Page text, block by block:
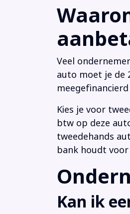
Veel
auto moet je de
Kies je voor
btw op deze
tweedehands
bank houdt
Kan ik